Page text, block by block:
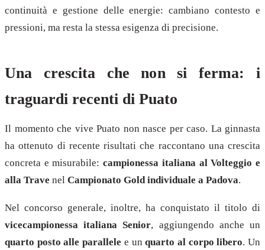
continuità e gestione delle energie: cambiano contesto e
pressioni, ma resta la stessa esigenza di precisione.
Una crescita che non si ferma: i
traguardi recenti di Puato
Il momento che vive Puato non nasce per caso. La ginnasta
ha ottenuto di recente risultati che raccontano una crescita
concreta e misurabile:campionessa italiana al Volteggio e
alla Trave nel Campionato Gold individuale a Padova.
Nel concorso generale, inoltre, ha conquistato il titolo di
vicecampionessa italiana Senior, aggiungendo anche un
quarto posto alle parallele e unquarto al corpo libero. Un